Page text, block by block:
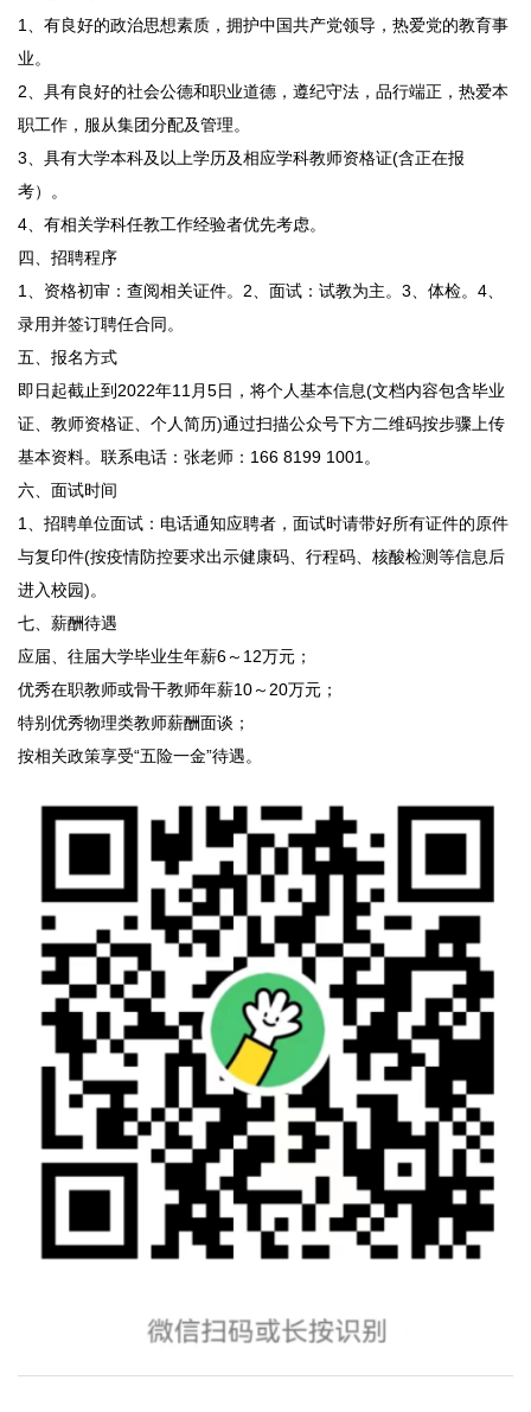
1、有良好的政治思想素质，拥护中国共产党领导，热爱党的教育事
业。
2、具有良好的社会公德和职业道德，遵纪守法，品行端正，热爱本
职工作，服从集团分配及管理。
3、具有大学本科及以上学历及相应学科教师资格证(含正在报
考）。
4、有相关学科任教工作经验者优先考虑。
四、招聘程序
1、资格初审：查阅相关证件。2、面试：试教为主。3、体检。4、
录用并签订聘任合同。
五、报名方式
即日起截止到2022年11月5日，将个人基本信息(文档内容包含毕业
证、教师资格证、个人简历)通过扫描公众号下方二维码按步骤上传
基本资料。联系电话：张老师：166 8199 1001。
六、面试时间
1、招聘单位面试：电话通知应聘者，面试时请带好所有证件的原件
与复印件(按疫情防控要求出示健康码、行程码、核酸检测等信息后
进入校园)。
七、薪酬待遇
应届、往届大学毕业生年薪6～12万元；
优秀在职教师或骨干教师年薪10～20万元；
特别优秀物理类教师薪酬面谈；
按相关政策享受“五险一金”待遇。